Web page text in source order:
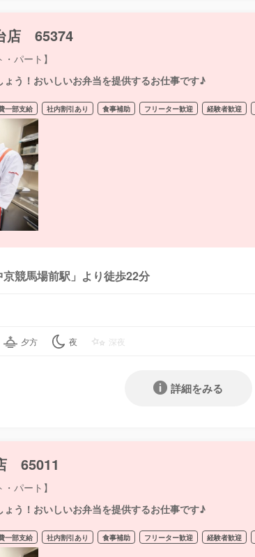
店 65374
パート】
う！おいしいお弁当を提供するお仕事です♪
一部支給 社内割引あり 食事補助 フリーター歓迎 経験者歓迎
京競馬場前駅」より徒歩22分
夕方 夜 深夜
詳細をみる
65011
パート】
う！おいしいお弁当を提供するお仕事です♪
一部支給 社内割引あり 食事補助 フリーター歓迎 経験者歓迎